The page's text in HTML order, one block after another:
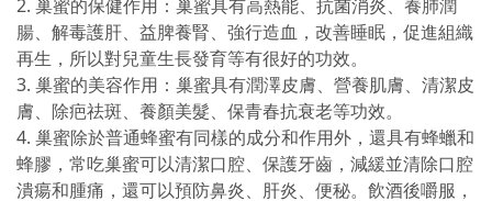
2. 巢蜜的保健作用：巢蜜具有高熱能、抗菌消炎、養肺潤
腸、解毒護肝、益脾養腎、強行造血，改善睡眠，促進組織
再生，所以對兒童生長發育等有很好的功效。
3. 巢蜜的美容作用：巢蜜具有潤澤皮膚、營養肌膚、清潔皮
膚、除疤祛斑、養顏美髮、保青春抗衰老等功效。
4. 巢蜜除於普通蜂蜜有同樣的成分和作用外，還具有蜂蠟和
蜂膠，常吃巢蜜可以清潔口腔、保護牙齒，減緩並清除口腔
潰瘍和腫痛，還可以預防鼻炎、肝炎、便秘。飲酒後嚼服，